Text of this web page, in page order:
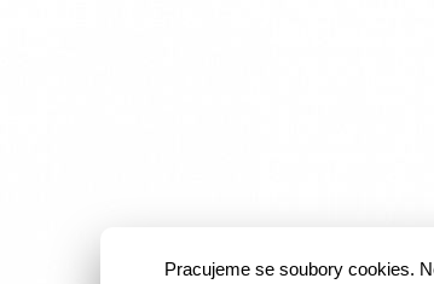
Pracujeme se soubory cookies.